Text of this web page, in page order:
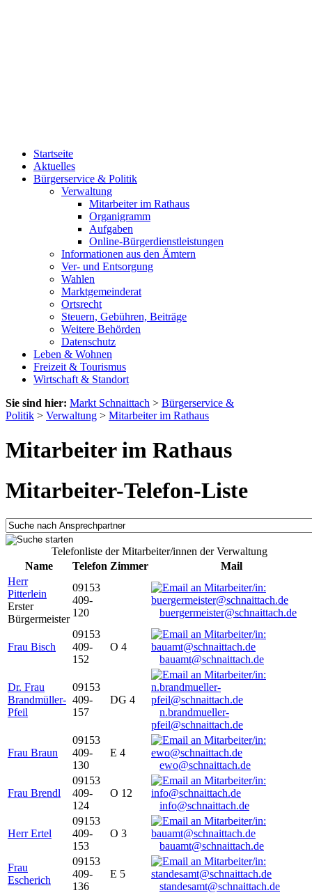
Startseite
Aktuelles
Bürgerservice & Politik
Verwaltung
Mitarbeiter im Rathaus
Organigramm
Aufgaben
Online-Bürgerdienstleistungen
Informationen aus den Ämtern
Ver- und Entsorgung
Wahlen
Marktgemeinderat
Ortsrecht
Steuern, Gebühren, Beiträge
Weitere Behörden
Datenschutz
Leben & Wohnen
Freizeit & Tourismus
Wirtschaft & Standort
Sie sind hier: Markt Schnaittach > Bürgerservice &
Politik > Verwaltung > Mitarbeiter im Rathaus
Mitarbeiter im Rathaus
Mitarbeiter-Telefon-Liste
Telefonliste der Mitarbeiter/innen der Verwaltung
Name
Telefon Zimmer
Mail
Herr
Pitterlein
Erster
Bürgermeister
09153
409-
120
buergermeister@schnaittach.de
Frau Bisch
09153
409-
152
O 4
bauamt@schnaittach.de
Dr. Frau
Brandmüller-
Pfeil
09153
409-
157
DG 4
n.brandmueller-
pfeil@schnaittach.de
Frau Braun
09153
409-
130
E 4
ewo@schnaittach.de
Frau Brendl
09153
409-
124
O 12
info@schnaittach.de
Herr Ertel
09153
409-
153
O 3
bauamt@schnaittach.de
Frau
Escherich
09153
409-
136
E 5
standesamt@schnaittach.de